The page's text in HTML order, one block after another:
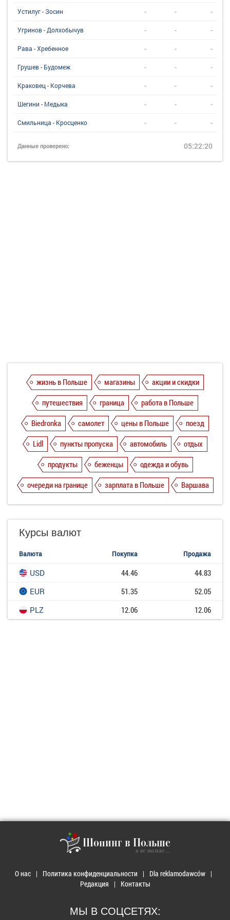
Устилуг - Зосин - - -
Угринов - Долхобычув - - -
Рава - Хребенное - - -
Грушев - Будомеж - - -
Краковец - Корчева - - -
Шегини - Медыка - - -
Смильница - Кросценко - - -
Данные проверено: 05:22:20
жизнь в Польше магазины
акции и скидки
путешествия
граница
работа в Польше
Biedronka
самолет цены в Польше
поезд
Lidl
пункты пропуска автомобиль
отдых
продукты
беженцы
одежда и обувь
очереди на границе
зарплата в Польше Варшава
Курсы валют
Валюта Покупка Продажа
USD 44.46
44.83
EUR
51.35
52.05
PLZ
12.06 12.06
Шопинг в Польше
и не только ...
О нас Политика конфиденциальности
Dla reklamodawców
Редакция
Контакты
МЫ В СОЦСЕТЯХ: